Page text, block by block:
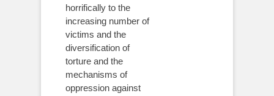
horrifically to the
increasing number of
victims and the
diversification of
torture and the
mechanisms of
oppression against